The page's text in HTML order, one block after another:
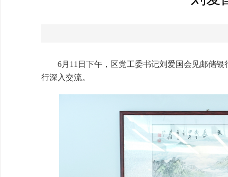
6月11日下午，区党工委书记刘爱国会见邮储
行深入交流。